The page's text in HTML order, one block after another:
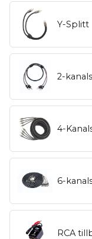
Y-Splitt
2-kanals
4-
6-
RCA